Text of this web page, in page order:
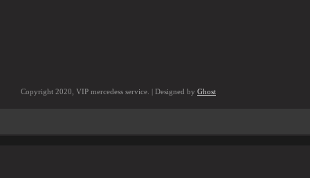
Copyright 2020, VIP mercedess service. | Designed by Ghost